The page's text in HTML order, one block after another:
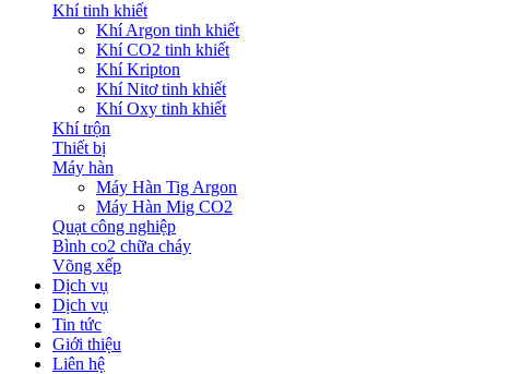
Khí tinh khiết
Khí Argon tinh khiết
Khí CO2 tinh khiết
Khí Kripton
Khí Nitơ tinh khiết
Khí Oxy tinh khiết
Khí trộn
Thiết bị
Máy hàn
Máy Hàn Tig Argon
Máy Hàn Mig CO2
Quạt công nghiệp
Bình co2 chữa cháy
Võng xếp
Dịch vụ
Dịch vụ
Tin tức
Giới thiệu
Liên hệ